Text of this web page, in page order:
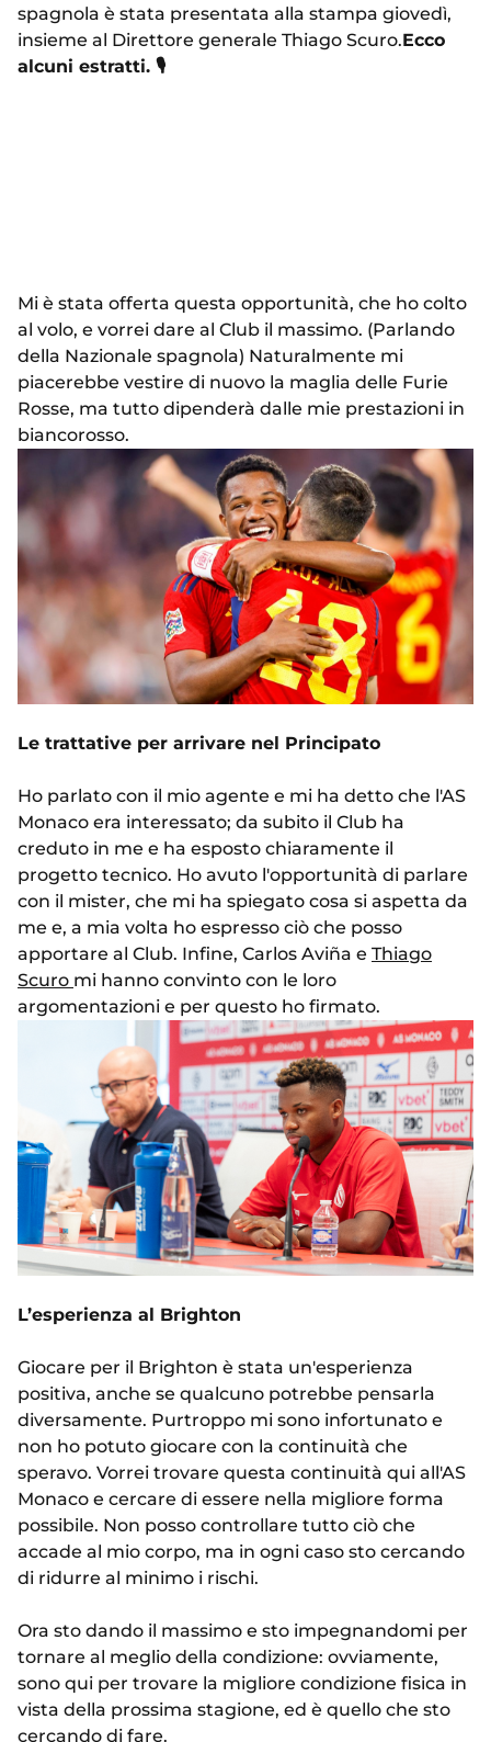
spagnola è stata presentata alla stampa giovedì,
insieme al Direttore generale Thiago Scuro.Ecco
alcuni estratti. 🎙️
Mi è stata offerta questa opportunità, che ho colto
al volo, e vorrei dare al Club il massimo. (Parlando
della Nazionale spagnola) Naturalmente mi
piacerebbe vestire di nuovo la maglia delle Furie
Rosse, ma tutto dipenderà dalle mie prestazioni in
biancorosso.
Le trattative per arrivare nel Principato
Ho parlato con il mio agente e mi ha detto che l'AS
Monaco era interessato; da subito il Club ha
creduto in me e ha esposto chiaramente il
progetto tecnico. Ho avuto l'opportunità di parlare
con il mister, che mi ha spiegato cosa si aspetta da
me e, a mia volta ho espresso ciò che posso
apportare al Club. Infine, Carlos Aviña e Thiago
Scuro mi hanno convinto con le loro
argomentazioni e per questo ho firmato.
L’esperienza al Brighton
Giocare per il Brighton è stata un'esperienza
positiva, anche se qualcuno potrebbe pensarla
diversamente. Purtroppo mi sono infortunato e
non ho potuto giocare con la continuità che
speravo. Vorrei trovare questa continuità qui all'AS
Monaco e cercare di essere nella migliore forma
possibile. Non posso controllare tutto ciò che
accade al mio corpo, ma in ogni caso sto cercando
di ridurre al minimo i rischi.
Ora sto dando il massimo e sto impegnandomi per
tornare al meglio della condizione: ovviamente,
sono qui per trovare la migliore condizione fisica in
vista della prossima stagione, ed è quello che sto
cercando di fare.